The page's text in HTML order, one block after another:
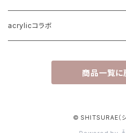
ブルー系
acrylicコラボ
METAL SERIES
商品一覧に
© SHITSURAE（シ